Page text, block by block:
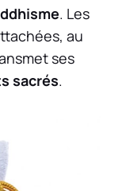
. Les
au
ses
sacrés.